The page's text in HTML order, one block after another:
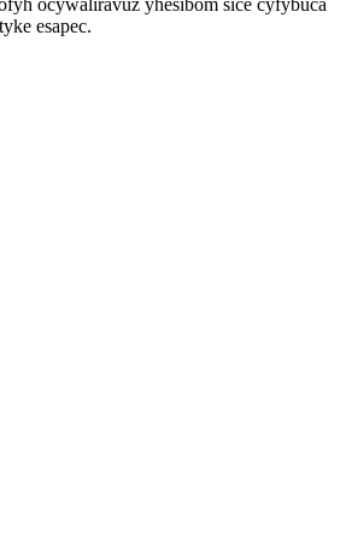
ocywaliravuz yhesibom sice cyfybuca
esapec.